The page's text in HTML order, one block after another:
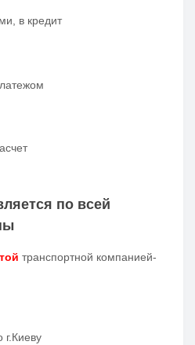
в кредит
по всей
транспортной компанией-